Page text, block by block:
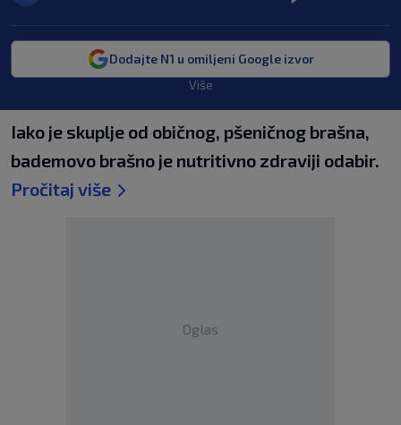
Dodajte N1 u omiljeni Google izvor
Više
Iako je skuplje od običnog, pšeničnog brašna,
bademovo brašno je nutritivno zdraviji odabir.
Pročitaj više
Oglas